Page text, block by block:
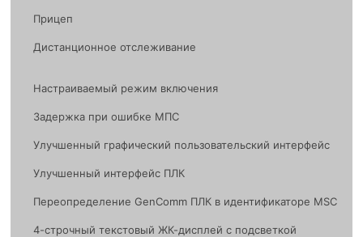
Прицеп
Дистанционное отслеживание
Настраиваемый режим включения
Задержка при ошибке МПС
Улучшенный графический пользовательский интерфейс
Улучшенный интерфейс ПЛК
Переопределение GenComm ПЛК в идентификаторе MSC
4-строчный текстовый ЖК-дисплей с подсветкой